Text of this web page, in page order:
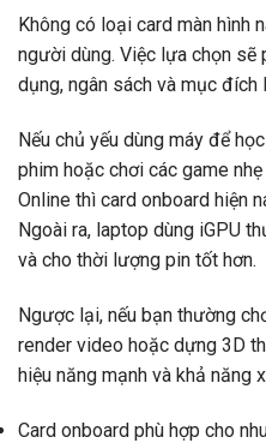
Không có loại card màn hình
người dùng. Việc lựa chọn sẽ
dụng, ngân sách và mục đích
Nếu chủ yếu dùng máy để
phim hoặc chơi các game
Online thì card onboard hiện
Ngoài ra, laptop dùng iGPU
và cho thời lượng pin tốt hơn.
Ngược lại, nếu bạn thường
render video hoặc dựng 3D
hiệu năng mạnh và khả năng
Card onboard phù hợp cho